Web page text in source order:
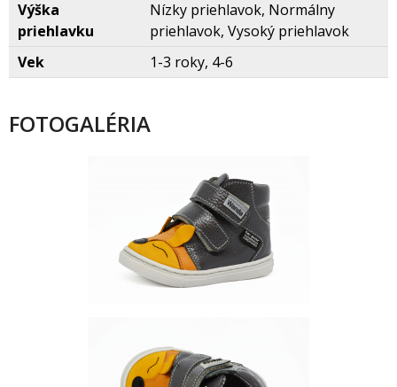
Výška
priehlavku
Nízky priehlavok, Normálny
priehlavok, Vysoký priehlavok
Vek
1-3 roky, 4-6
FOTOGALÉRIA